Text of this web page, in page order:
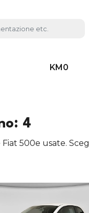
KM0
4
500e usate.